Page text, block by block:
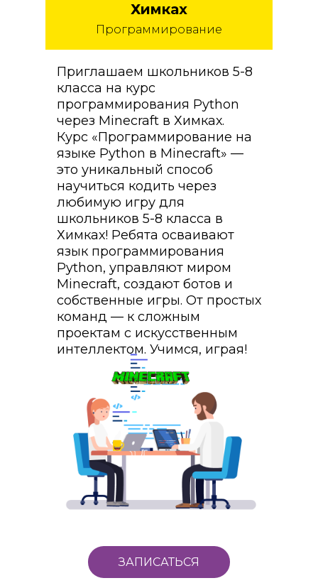
ЗАПИСАТЬСЯ
Приглашаем школьников 5-8
класса на курс
программирования Python
через Minecraft в Химках.
Курс «Программирование на
языке Python в Minecraft» —
это уникальный способ
научиться кодить через
любимую игру для
школьников 5-8 класса в
Химках! Ребята осваивают
язык программирования
Python, управляют миром
Minecraft, создают ботов и
собственные игры. От простых
команд — к сложным
проектам с искусственным
интеллектом. Учимся, играя!
Химках
Программирование